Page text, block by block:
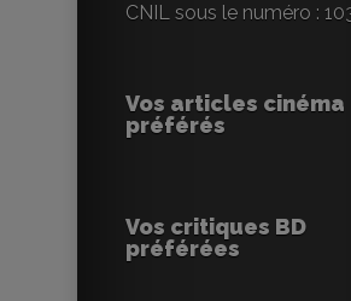
CNIL sous le numéro :
Vos articles cinéma
préférés
Vos critiques BD
préférées